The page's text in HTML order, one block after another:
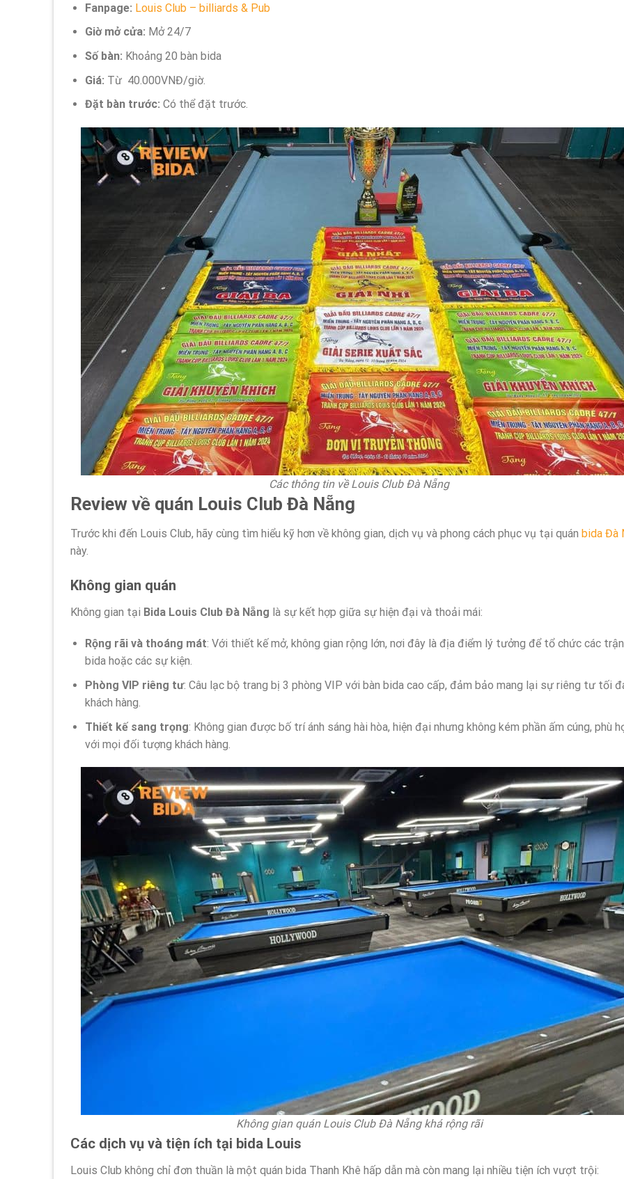
Fanpage: Louis Club – billiards & Pub
Giờ mở cửa: Mở 24/7
Số bàn: Khoảng 20 bàn bida
Giá: Từ 40.000VNĐ/giờ.
Đặt bàn trước: Có thể đặt trước.
Các thông tin về Louis Club Đà Nẵng
Review về quán Louis Club Đà Nẵng
Trước khi đến Louis Club, hãy cùng tìm hiểu kỹ hơn về không gian, dịch vụ và phong cách phục vụ tại quán bida Đà
này.
Không gian quán
Không gian tại Bida Louis Club Đà Nẵng là sự kết hợp giữa sự hiện đại và thoải mái:
Rộng rãi và thoáng mát: Với thiết kế mở, không gian rộng lớn, nơi đây là địa điểm lý tưởng để tổ chức các
bida hoặc các sự kiện.
Phòng VIP riêng tư: Câu lạc bộ trang bị 3 phòng VIP với bàn bida cao cấp, đảm bảo mang lại sự riêng tư tối
khách hàng.
Thiết kế sang trọng: Không gian được bố trí ánh sáng hài hòa, hiện đại nhưng không kém phần ấm cúng, phù
với mọi đối tượng khách hàng.
Không gian quán Louis Club Đà Nẵng khá rộng rãi
Các dịch vụ và tiện ích tại bida Louis
Louis Club không chỉ đơn thuần là một quán bida Thanh Khê hấp dẫn mà còn mang lại nhiều tiện ích vượt trội: